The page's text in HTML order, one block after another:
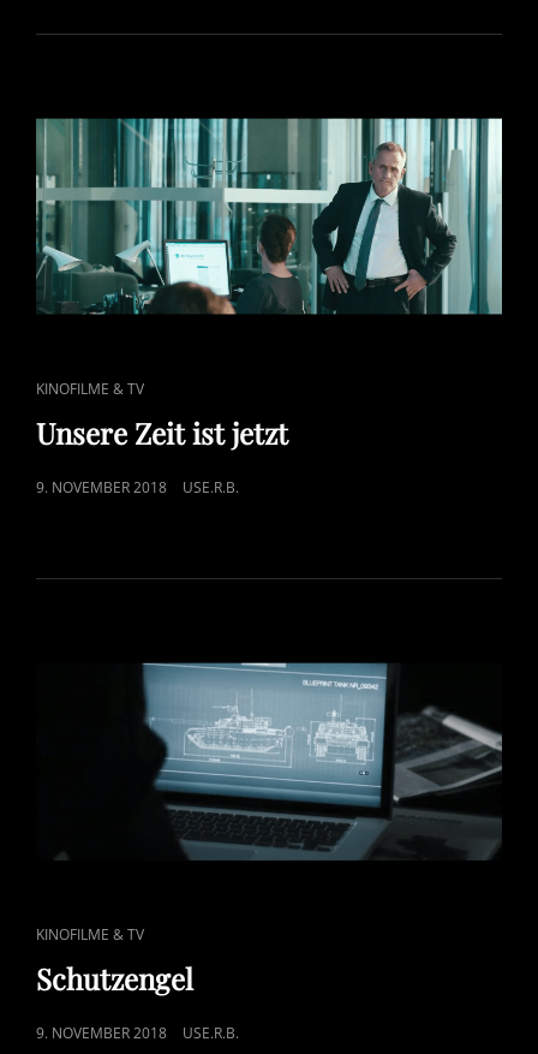
CAT
LINKS
KINOFILME & TV
Unsere Zeit ist jetzt
POSTED
9. NOVEMBER 2018 USE.R.B.
CAT
LINKS
KINOFILME & TV
Schutzengel
POSTED
9. NOVEMBER 2018 USE.R.B.